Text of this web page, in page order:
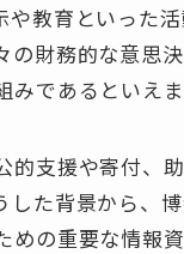
や教育といった
の財務的な意思
みであるといえ
的支援や寄付、
した背景から、
めの重要な情報